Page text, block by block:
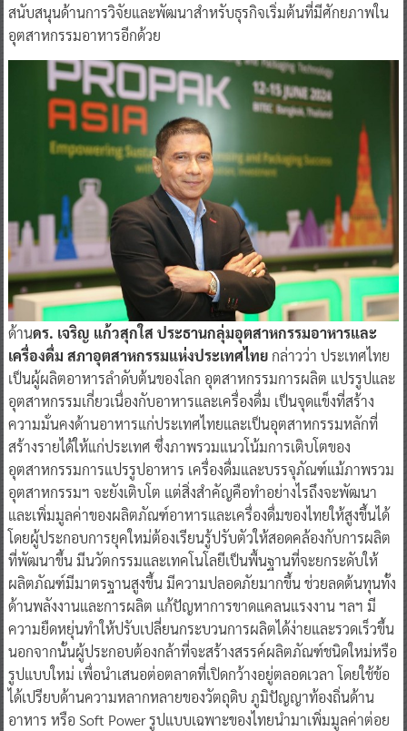
สนับสนุนด้านการวิจัยและพัฒนาสำหรับธุรกิจเริ่มต้นที่มีศักยภาพใน
อุตสาหกรรมอาหารอีกด้วย
ด้านดร. เจริญ แก้วสุกใส ประธานกลุ่มอุตสาหกรรมอาหารและ
เครื่องดื่ม สภาอุตสาหกรรมแห่งประเทศไทยกล่าวว่า ประเทศไทย
เป็นผู้ผลิตอาหารลำดับต้นของโลก อุตสาหกรรมการผลิต แปรรูปและ
อุตสาหกรรมเกี่ยวเนื่องกับอาหารและเครื่องดื่ม เป็นจุดแข็งที่สร้าง
ความมั่นคงด้านอาหารแก่ประเทศไทยและเป็นอุตสาหกรรมหลักที่
สร้างรายได้ให้แก่ประเทศ ซึ่งภาพรวมแนวโน้มการเติบโตของ
อุตสาหกรรมการแปรรูปอาหาร เครื่องดื่มและบรรจุภัณฑ์แม้ภาพรวม
อุตสาหกรรมฯ จะยังเติบโต แต่สิ่งสำคัญคือทำอย่างไรถึงจะพัฒนา
และเพิ่มมูลค่าของผลิตภัณฑ์อาหารและเครื่องดื่มของไทยให้สูงขึ้นได้
โดยผู้ประกอบการยุคใหม่ต้องเรียนรู้ปรับตัวให้สอดคล้องกับการผลิต
ที่พัฒนาขึ้น มีนวัตกรรมและเทคโนโลยีเป็นพื้นฐานที่จะยกระดับให้
ผลิตภัณฑ์มีมาตรฐานสูงขึ้น มีความปลอดภัยมากขึ้น ช่วยลดต้นทุนทั้ง
ด้านพลังงานและการผลิต แก้ปัญหาการขาดแคลนแรงงาน ฯลฯ มี
ความยืดหยุ่นทำให้ปรับเปลี่ยนกระบวนการผลิตได้ง่ายและรวดเร็วขึ้น
นอกจากนั้นผู้ประกอบต้องกล้าที่จะสร้างสรรค์ผลิตภัณฑ์ชนิดใหม่หรือ
รูปแบบใหม่ เพื่อนำเสนอต่อตลาดที่เปิดกว้างอยู่ตลอดเวลา โดยใช้ข้อ
ได้เปรียบด้านความหลากหลายของวัตถุดิบ ภูมิปัญญาท้องถิ่นด้าน
อาหาร หรือ Soft Power รูปแบบเฉพาะของไทยนำมาเพิ่มมูลค่าต่อย